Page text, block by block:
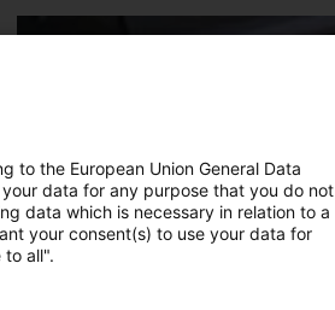
to the European Union General Data
your data for any purpose that you do not
data which is necessary in relation to a
your consent(s) to use your data for
all".